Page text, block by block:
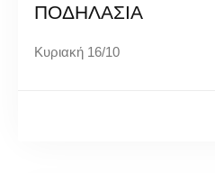
ΠΟΔΗΛΑΣΙΑ
Κυριακή 16/10